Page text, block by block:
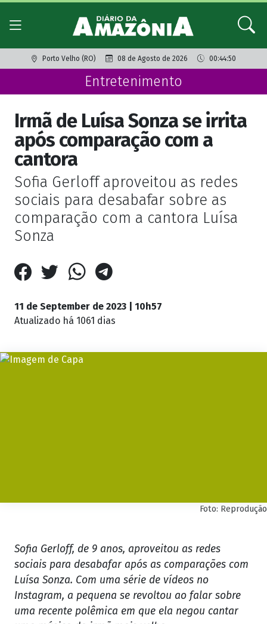
Porto Velho (RO) 08 de Agosto de 2026 00:44:50
Entretenimento
Irmã de Luísa Sonza se irrita
após comparação com a
cantora
Sofia Gerloff aproveitou as redes
sociais para desabafar sobre as
comparação com a cantora Luísa
Sonza
11 de September de 2023 | 10h57
Atualizado há 1061 dias
Foto: Reprodução
Sofia Gerloff, de 9 anos, aproveitou as redes
sociais para desabafar após as comparações com
Luísa Sonza. Com uma série de vídeos no
Instagram, a pequena se revoltou ao falar sobre
uma recente polêmica em que ela negou cantar